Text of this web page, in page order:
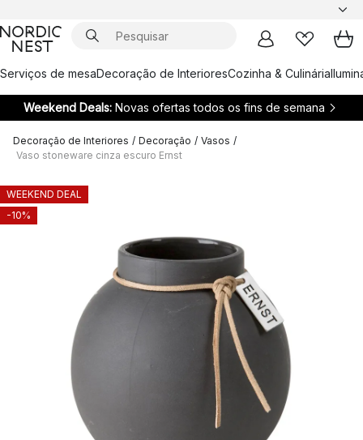
Serviços de mesaDecoração de InterioresCozinha & Culinária
Weekend Deals: Novas ofertas todos os fins de semana
Decoração de Interiores / Decoração / Vasos /
Vaso stoneware cinza escuro Ernst
WEEKEND DEAL
-10%